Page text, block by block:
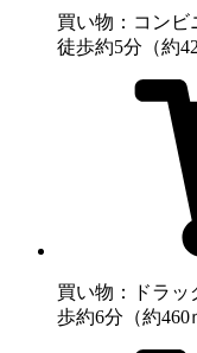
買い物：コンビ
徒歩約5分（約
買い物：ドラッ
歩約6分（約460